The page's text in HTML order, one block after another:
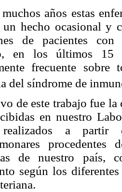
años estas
un hecho ocasional y
de pacientes
en los últimos 15
frecuente
del síndrome de
de este trabajo fue
en nuestro
a partir
procedentes
de nuestro país,
según los